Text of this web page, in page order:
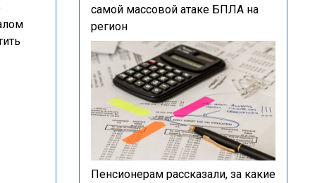
самой массовой атаке БПЛА на
регион
Пенсионерам рассказали, за какие